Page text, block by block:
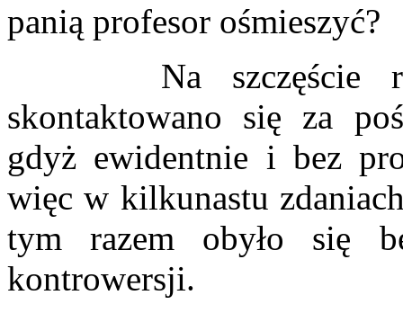
panią profesor ośmieszyć?
Na szczęście
skontaktowano się za
gdyż ewidentnie i bez
więc w kilkunastu
tym razem obyło się
kontrowersji.